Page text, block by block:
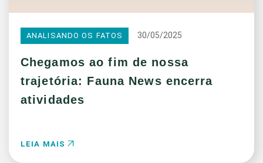
ANALISANDO OS FATOS 30/05/2025
Chegamos ao fim de nossa
trajetória: Fauna News encerra
atividades
LEIA MAIS